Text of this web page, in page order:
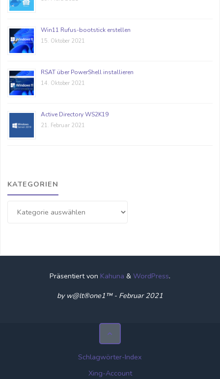
Win11 Rufus-bootstick erstellen
15. Oktober 2021
RSAT über PowerShell installieren
14. Oktober 2021
Active Directory WS2K19
21. Februar 2021
KATEGORIEN
Präsentiert von Kahuna & WordPress.
by w@lt®one1™ - Februar 2021
Schlagwörter-Index
Xing-Account